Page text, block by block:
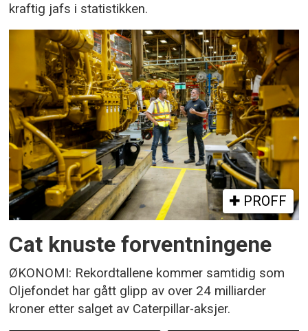
kraftig jafs i statistikken.
PROFF
Cat knuste forventningene
ØKONOMI: Rekordtallene kommer samtidig som
Oljefondet har gått glipp av over 24 milliarder
kroner etter salget av Caterpillar-aksjer.